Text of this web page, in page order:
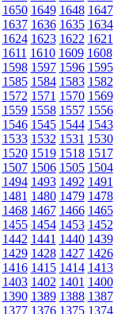
1650 1649 1648 1647
1637 1636 1635 1634
1624 1623 1622 1621
1611 1610 1609 1608
1598 1597 1596 1595
1585 1584 1583 1582
1572 1571 1570 1569
1559 1558 1557 1556
1546 1545 1544 1543
1533 1532 1531 1530
1520 1519 1518 1517
1507 1506 1505 1504
1494 1493 1492 1491
1481 1480 1479 1478
1468 1467 1466 1465
1455 1454 1453 1452
1442 1441 1440 1439
1429 1428 1427 1426
1416 1415 1414 1413
1403 1402 1401 1400
1390 1389 1388 1387
1377 1376 1375 1374